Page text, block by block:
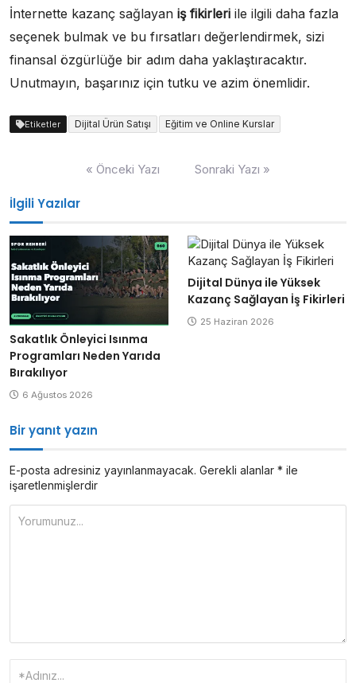
İnternette kazanç sağlayan iş fikirleri ile ilgili daha fazla
seçenek bulmak ve bu fırsatları değerlendirmek, sizi
finansal özgürlüğe bir adım daha yaklaştıracaktır.
Unutmayın, başarınız için tutku ve azim önemlidir.
Etiketler Dijital Ürün Satışı Eğitim ve Online Kurslar
« Önceki Yazı Sonraki Yazı »
İlgili Yazılar
Sakatlık Önleyici Isınma
Programları Neden Yarıda
Bırakılıyor
6 Ağustos 2026
Dijital Dünya ile Yüksek
Kazanç Sağlayan İş Fikirleri
25 Haziran 2026
Bir yanıt yazın
E-posta adresiniz yayınlanmayacak. Gerekli alanlar * ile
işaretlenmişlerdir